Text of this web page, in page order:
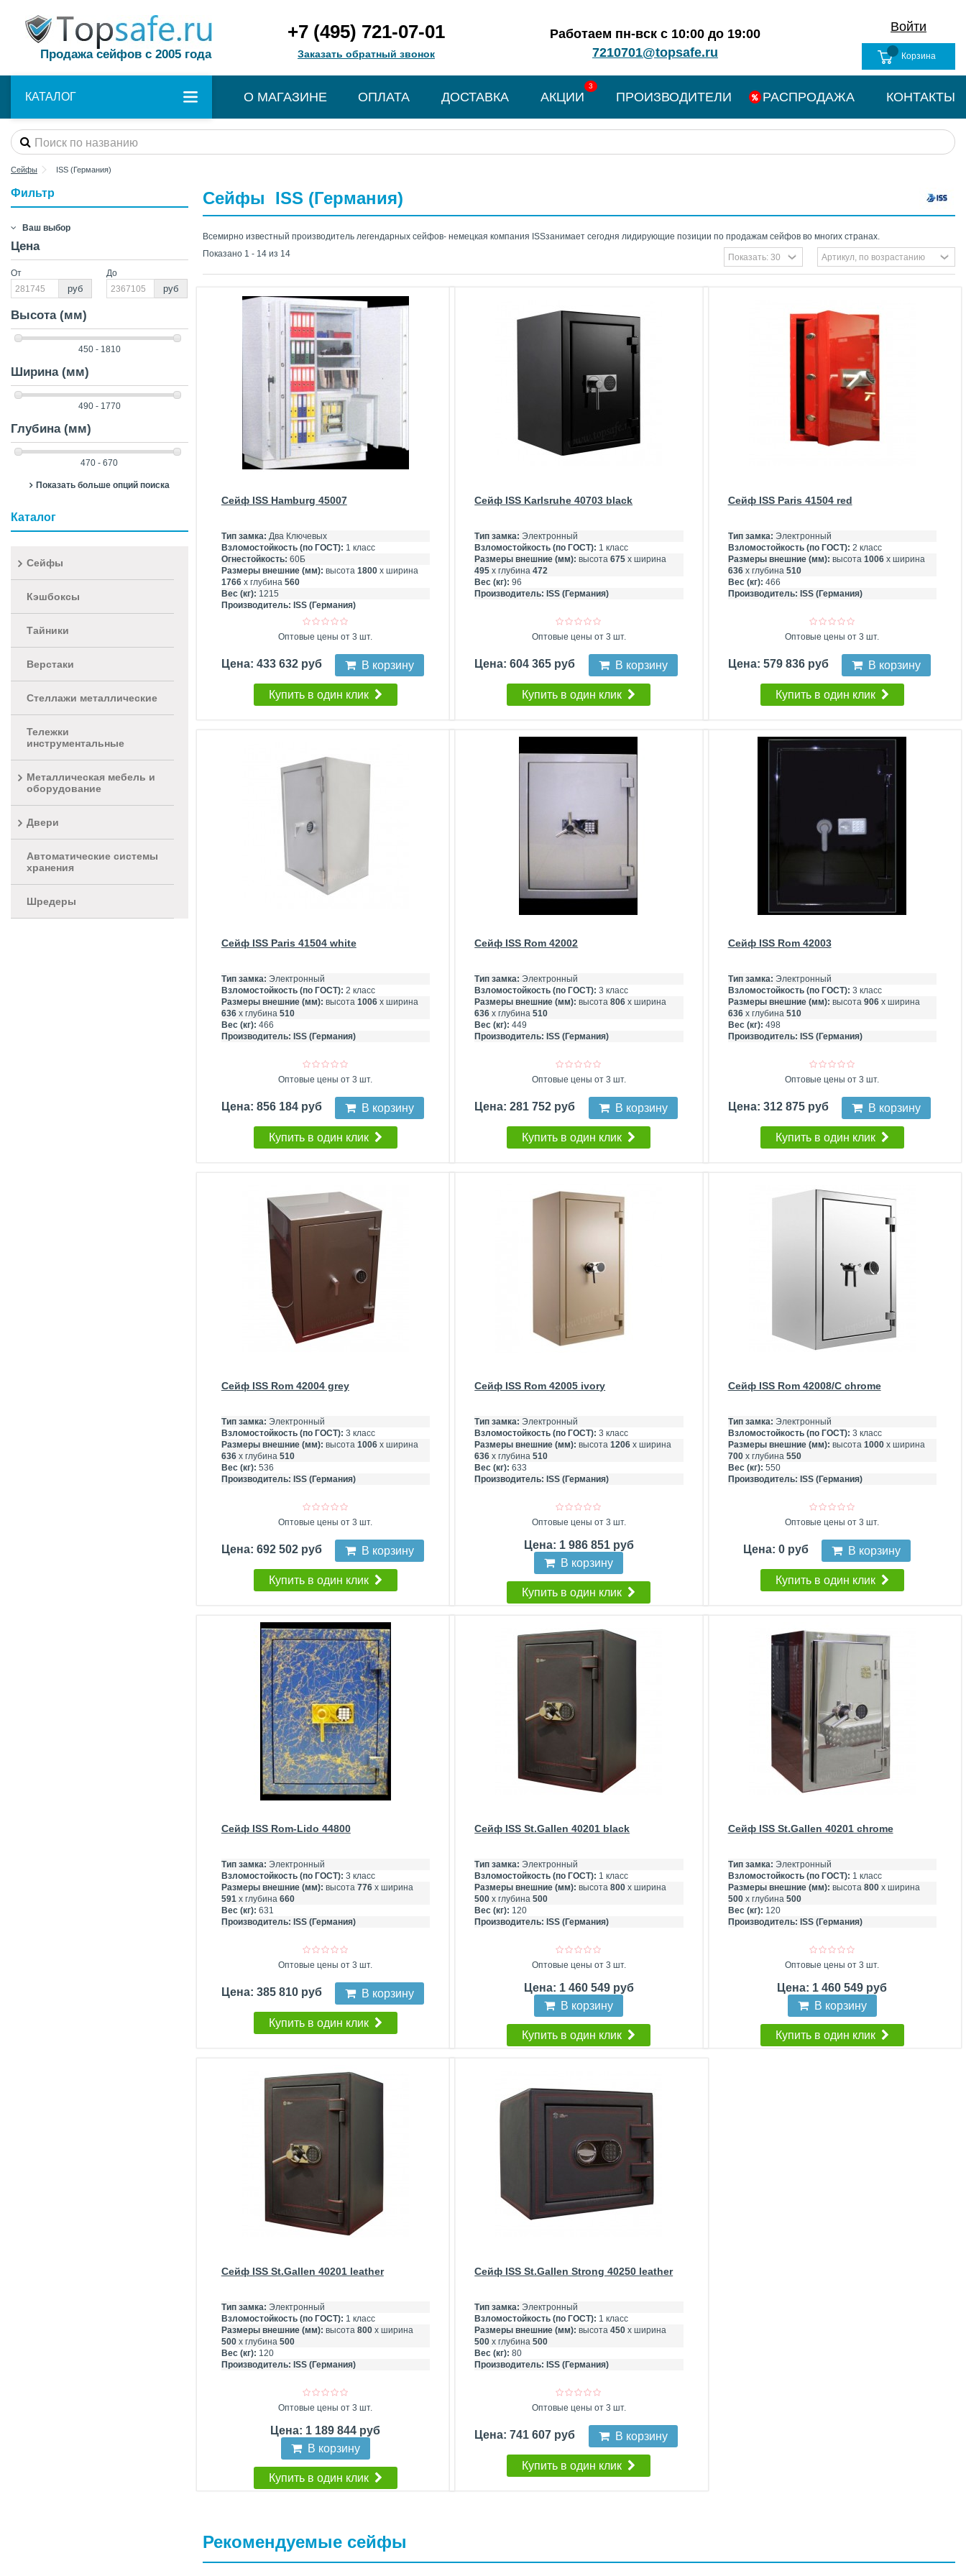
Продажа сейфов с 2005 года
Войти
Корзина
Работаем пн-вск с 10:00 до 19:00
7210701@topsafe.ru
+7 (495) 721-07-01
Заказать обратный звонок
КАТАЛОГ О МАГАЗИНЕ ОПЛАТА ДОСТАВКА
3
АКЦИИ ПРОИЗВОДИТЕЛИ РАСПРОДАЖА КОНТАКТЫ
Сейфы ISS (Германия)
Сейфы ISS (Германия)
Всемирно известный производитель легендарных сейфов- немецкая компания ISSзанимает сегодня лидирующие позиции по продажам сейфов во многих странах.
Показано 1 - 14 из 14
Сейф ISS Hamburg 45007
Тип замка: Два Ключевых
Взломостойкость (по ГОСТ): 1 класс
Огнестойкость: 60Б
Размеры внешние (мм): высота 1800х ширина
1766х глубина 560
Вес (кг): 1215
Производитель: ISS (Германия)
Оптовые цены от 3 шт.
Цена: 433 632 руб В корзину
Купить в один клик
Сейф ISS Karlsruhe 40703 black
Тип замка: Электронный
Взломостойкость (по ГОСТ): 1 класс
Размеры внешние (мм): высота675 х ширина
495 х глубина472
Вес (кг): 96
Производитель: ISS (Германия)
Оптовые цены от 3 шт.
Цена: 604 365 руб В корзину
Купить в один клик
Сейф ISS Paris 41504 red
Тип замка: Электронный
Взломостойкость (по ГОСТ): 2 класс
Размеры внешние (мм): высота 1006х ширина
636х глубина 510
Вес (кг): 466
Производитель: ISS (Германия)
Оптовые цены от 3 шт.
Цена: 579 836 руб В корзину
Купить в один клик
Сейф ISS Paris 41504 white
Тип замка: Электронный
Взломостойкость (по ГОСТ): 2 класс
Размеры внешние (мм): высота 1006х ширина
636х глубина 510
Вес (кг): 466
Производитель: ISS (Германия)
Оптовые цены от 3 шт.
Цена: 856 184 руб В корзину
Купить в один клик
Сейф ISS Rom 42002
Тип замка: Электронный
Взломостойкость (по ГОСТ): 3 класс
Размеры внешние (мм): высота806 х ширина
636 х глубина510
Вес (кг): 449
Производитель: ISS (Германия)
Оптовые цены от 3 шт.
Цена: 281 752 руб В корзину
Купить в один клик
Сейф ISS Rom 42003
Тип замка: Электронный
Взломостойкость (по ГОСТ): 3 класс
Размеры внешние (мм): высота 906х ширина
636х глубина 510
Вес (кг): 498
Производитель: ISS (Германия)
Оптовые цены от 3 шт.
Цена: 312 875 руб В корзину
Купить в один клик
Сейф ISS Rom 42004 grey
Тип замка: Электронный
Взломостойкость (по ГОСТ): 3 класс
Размеры внешние (мм): высота 1006х ширина
636х глубина 510
Вес (кг): 536
Производитель: ISS (Германия)
Оптовые цены от 3 шт.
Цена: 692 502 руб В корзину
Купить в один клик
Сейф ISS Rom 42005 ivory
Тип замка: Электронный
Взломостойкость (по ГОСТ): 3 класс
Размеры внешние (мм): высота1206 х ширина
636 х глубина510
Вес (кг): 633
Производитель: ISS (Германия)
Оптовые цены от 3 шт.
Цена: 1 986 851 руб
В корзину
Купить в один клик
Сейф ISS Rom 42008/C chrome
Тип замка: Электронный
Взломостойкость (по ГОСТ): 3 класс
Размеры внешние (мм): высота 1000х ширина
700х глубина 550
Вес (кг): 550
Производитель: ISS (Германия)
Оптовые цены от 3 шт.
Цена: 0 руб В корзину
Купить в один клик
Сейф ISS Rom-Lido 44800
Тип замка: Электронный
Взломостойкость (по ГОСТ): 3 класс
Размеры внешние (мм): высота 776х ширина
591х глубина 660
Вес (кг): 631
Производитель: ISS (Германия)
Оптовые цены от 3 шт.
Цена: 385 810 руб В корзину
Купить в один клик
Сейф ISS St.Gallen 40201 black
Тип замка: Электронный
Взломостойкость (по ГОСТ): 1 класс
Размеры внешние (мм): высота800 х ширина
500 х глубина500
Вес (кг): 120
Производитель: ISS (Германия)
Оптовые цены от 3 шт.
Цена: 1 460 549 руб
В корзину
Купить в один клик
Сейф ISS St.Gallen 40201 chrome
Тип замка: Электронный
Взломостойкость (по ГОСТ): 1 класс
Размеры внешние (мм): высота 800х ширина
500х глубина 500
Вес (кг): 120
Производитель: ISS (Германия)
Оптовые цены от 3 шт.
Цена: 1 460 549 руб
В корзину
Купить в один клик
Сейф ISS St.Gallen 40201 leather
Тип замка: Электронный
Взломостойкость (по ГОСТ): 1 класс
Размеры внешние (мм): высота 800х ширина
500х глубина 500
Вес (кг): 120
Производитель: ISS (Германия)
Оптовые цены от 3 шт.
Цена: 1 189 844 руб
В корзину
Купить в один клик
Сейф ISS St.Gallen Strong 40250 leather
Тип замка: Электронный
Взломостойкость (по ГОСТ): 1 класс
Размеры внешние (мм): высота450 х ширина
500 х глубина500
Вес (кг): 80
Производитель: ISS (Германия)
Оптовые цены от 3 шт.
Цена: 741 607 руб В корзину
Купить в один клик
Рекомендуемые сейфы
Фильтр
Ваш выбор
Цена
От
руб
До
руб
Высота (мм)
450 - 1810
Ширина (мм)
490 - 1770
Глубина (мм)
470 - 670
Показать больше опций поиска
Каталог
Сейфы
Кэшбоксы
Тайники
Верстаки
Стеллажи металлические
Тележки
инструментальные
Металлическая мебель и
оборудование
Двери
Автоматические системы
хранения
Шредеры